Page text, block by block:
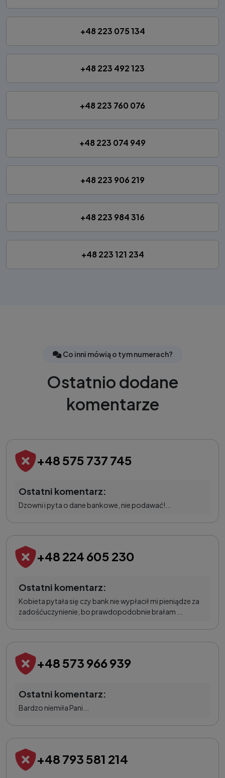
+48 223 075 134
+48 223 492 123
+48 223 760 076
+48 223 074 949
+48 223 906 219
+48 223 984 316
+48 223 121 234
Co inni mówią o tym numerach?
Ostatnio dodane
komentarze
+48 575 737 745
Ostatni komentarz:
Dzowni i pyta o dane bankowe, nie podawać!...
+48 224 605 230
Ostatni komentarz:
Kobieta pytała się czy bank nie wypłacił mi pieniądze za
zadośćuczynienie, bo prawdopodobnie brałam ...
+48 573 966 939
Ostatni komentarz:
Bardzo niemiła Pani...
+48 793 581 214